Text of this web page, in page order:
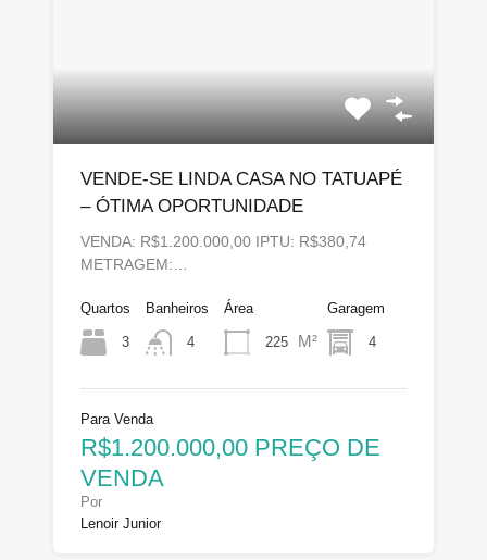
VENDE-SE LINDA CASA NO TATUAPÉ
– ÓTIMA OPORTUNIDADE
VENDA: R$1.200.000,00 IPTU: R$380,74
METRAGEM:…
Quartos
3
Banheiros
4
Área
225 M²
Garagem
4
Para Venda
R$1.200.000,00 PREÇO DE
VENDA
Por
Lenoir Junior